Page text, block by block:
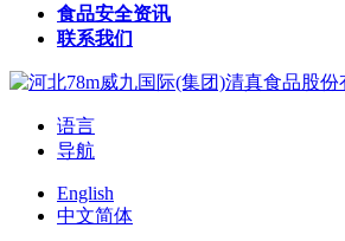
食品安全资讯
联系我们
语言
导航
English
中文简体